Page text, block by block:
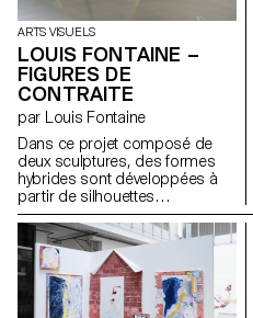
ARTS VISUELS
LOUIS FONTAINE –
FIGURES DE
CONTRAITE
par Louis Fontaine
Dans ce projet composé de
deux sculptures, des formes
hybrides sont développées à
partir de silhouettes
empruntées aux robes à panier,
aux armures médiévales, aux
vêtements liturgiques et aux
tenues de pompiers japonais
féodaux. L’ensemble explore la
notion d’apparat et sa relation